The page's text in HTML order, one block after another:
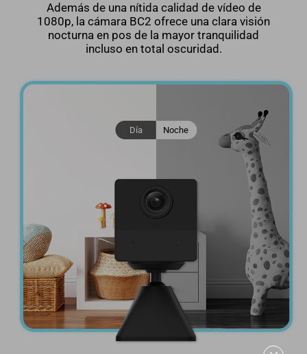
Además de una nítida calidad de vídeo de
1080p, la cámara BC2 ofrece una clara visión
nocturna en pos de la mayor tranquilidad
incluso en total oscuridad.
Día Noche